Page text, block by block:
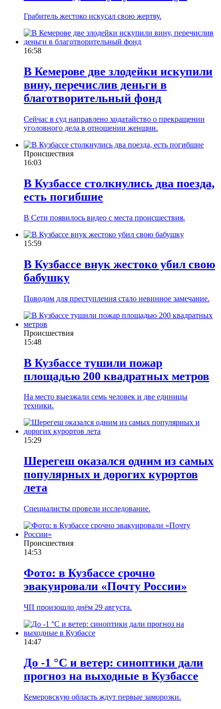
Грабитель жестоко искусал свою жертву.
16:58
В Кемерове две злодейки искупили
вину, перечислив деньги в
благотворительный фонд
Сейчас в суд направлено ходатайство о прекращении
уголовного дела в отношении женщин.
Происшествия
16:03
В Кузбассе столкнулись два поезда,
есть погибшие
В Сети появилось видео с места происшествия.
15:59
В Кузбассе внук жестоко убил свою
бабушку
Поводом для преступления стало невинное замечание.
Происшествия
15:48
В Кузбассе тушили пожар
площадью 200 квадратных метров
На место выезжали семь человек и две единицы
техники.
15:29
Шерегеш оказался одним из самых
популярных и дорогих курортов
лета
Специалисты провели исследование.
Происшествия
14:53
Фото: в Кузбассе срочно
эвакуировали «Почту России»
ЧП произошло днём 29 августа.
14:47
До -1 °C и ветер: синоптики дали
прогноз на выходные в Кузбассе
Кемеровскую область ждут первые заморозки.